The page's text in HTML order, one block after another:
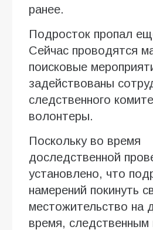
ранее.
Подросток пропал
Сейчас проводятся
поисковые
задействованы
следственного
волонтеры.
Поскольку во время
доследственной
установлено, что
намерений покинуть
местожительство на
время, следственным